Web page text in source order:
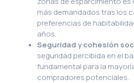
más demandados tras los
preferencias de
años.
Seguridad y cohesión
seguridad percibida en el
fundamental para la
compradores potenciales.